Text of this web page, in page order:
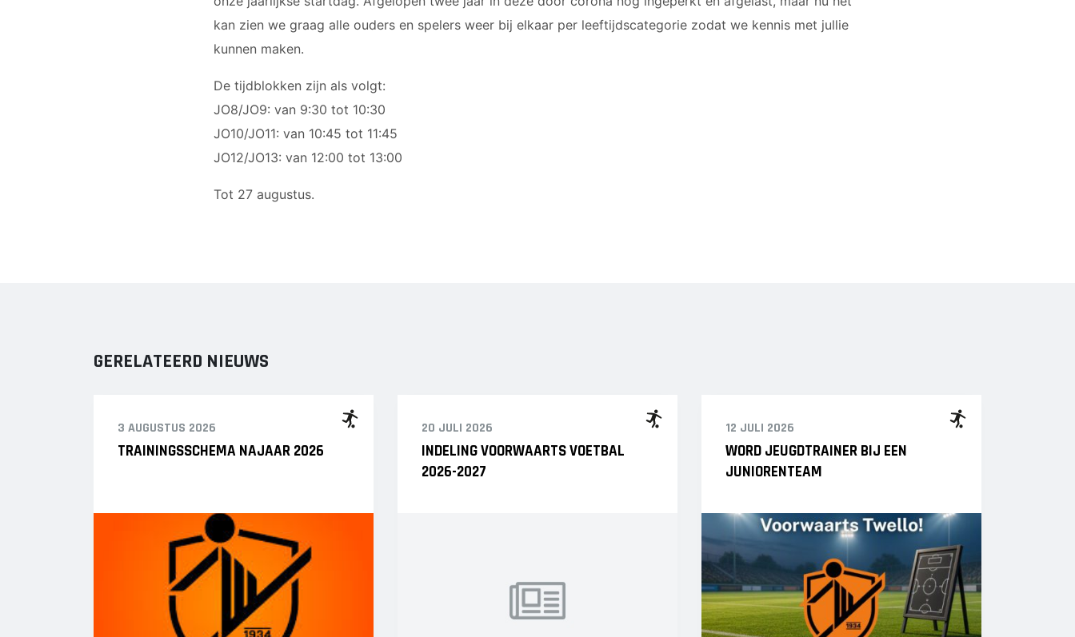
kan zien we graag alle ouders en spelers weer bij elkaar per leeftijdscategorie zodat we kennis met jullie
kunnen maken.
De tijdblokken zijn als volgt:
JO8/JO9: van 9:30 tot 10:30
JO10/JO11: van 10:45 tot 11:45
JO12/JO13: van 12:00 tot 13:00
Tot 27 augustus.
GERELATEERD NIEUWS
3 AUGUSTUS 2026
TRAININGSSCHEMA NAJAAR 2026
20 JULI 2026
INDELING VOORWAARTS VOETBAL
2026-2027
12 JULI 2026
WORD JEUGDTRAINER BIJ EEN
JUNIORENTEAM